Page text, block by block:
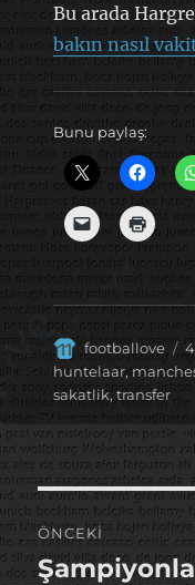
Bu arada
bakın nasıl
Bunu paylaş:
Yazar
footballove
huntelaar,
sakatlik, transfer
Yazı
gezinmesi
ÖNCEKI
Önceki